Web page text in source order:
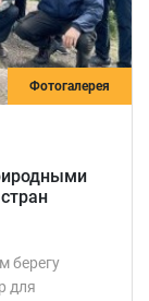
Фотогалерея
берегу
для